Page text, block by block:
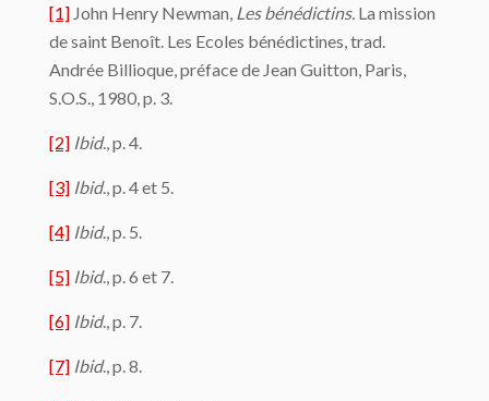
[1] John Henry Newman, Les bénédictins. La mission
de saint Benoît. Les Ecoles bénédictines, trad.
Andrée Billioque, préface de Jean Guitton, Paris,
S.O.S., 1980, p. 3.
[2] Ibid., p. 4.
[3] Ibid., p. 4 et 5.
[4] Ibid., p. 5.
[5] Ibid., p. 6 et 7.
[6] Ibid., p. 7.
[7] Ibid., p. 8.